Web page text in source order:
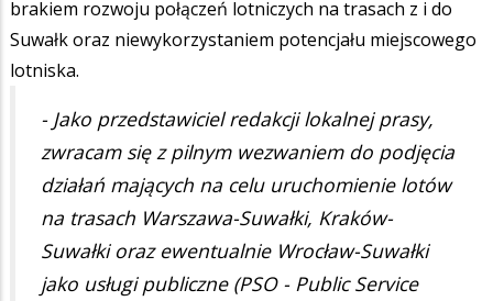
brakiem rozwoju połączeń lotniczych na trasach z i do
Suwałk oraz niewykorzystaniem potencjału miejscowego
lotniska.
- Jako przedstawiciel redakcji lokalnej prasy,
zwracam się z pilnym wezwaniem do podjęcia
działań mających na celu uruchomienie lotów
na trasach Warszawa-Suwałki, Kraków-
Suwałki oraz ewentualnie Wrocław-Suwałki
jako usługi publiczne (PSO - Public Service